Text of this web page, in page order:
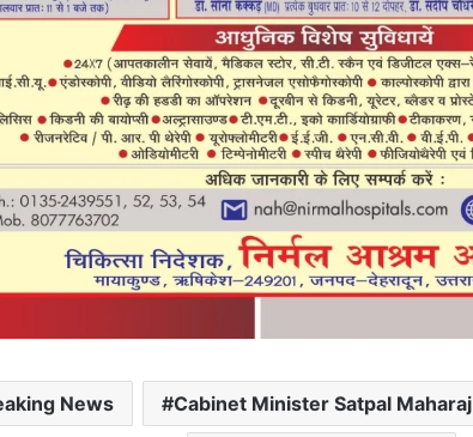
News Cabinet Minister Satpal Maharaj